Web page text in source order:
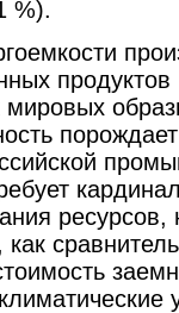
%).
ресурсов,